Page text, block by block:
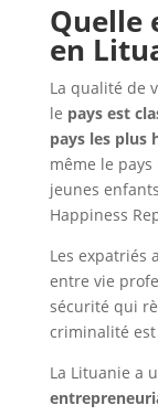
Quelle
en
La qualité de
le pays est
pays les plus
même le
jeunes
Happiness
Les expatriés
entre vie
sécurité qui
criminalité
La Lituanie a